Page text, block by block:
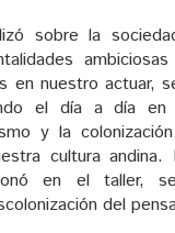
sobre la
en nuestro actuar,
el día a día en
y la
cultura andina.
en el taller,
del